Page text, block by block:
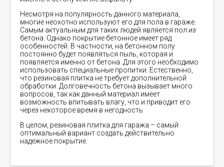
Несмотря на популярность данного материала,
многие неохотно используют его для пола в гараже.
Самым актуальным для таких людей является пол из
бетона. Однако покрытие бетонное имеет ряд
особенностей. В частности, на бетонном полу
постоянно будет появляться пыль, которая и
появляется именно от бетона. Для этого необходимо
использовать специальные пропитки. Естественно,
что резиновая плитка не требует дополнительной
обработки. Долговечность бетона вызывает много
вопросов, так как данный материал имеет
возможность впитывать влагу, что и приводит его
через некоторое время в негодность.
В целом, резиновая плитка для гаража – самый
оптимальный вариант создать действительно
надежное покрытие.